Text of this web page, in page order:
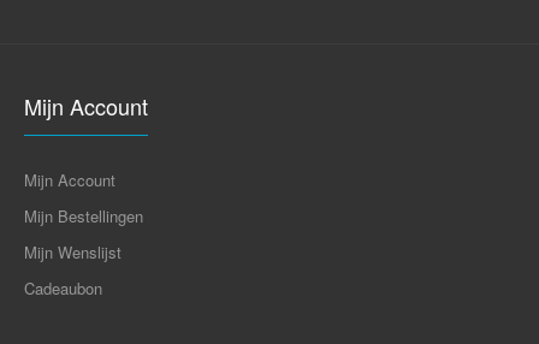
Mijn Account
Mijn Account
Mijn Bestellingen
Mijn Wenslijst
Cadeaubon